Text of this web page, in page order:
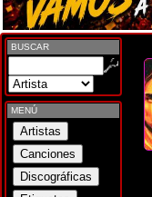
BUSCAR
MENÚ